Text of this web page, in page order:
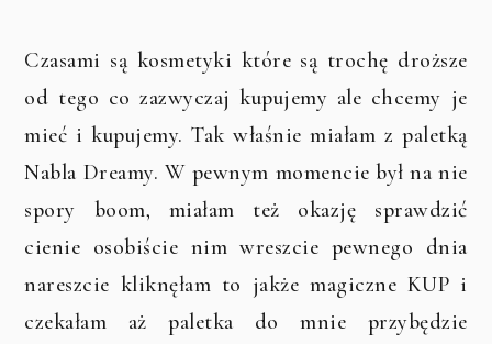
Czasami są kosmetyki które są trochę droższe
od tego co zazwyczaj kupujemy ale chcemy je
mieć i kupujemy. Tak właśnie miałam z paletką
Nabla Dreamy. W pewnym momencie był na nie
spory boom, miałam też okazję sprawdzić
cienie osobiście nim wreszcie pewnego dnia
nareszcie kliknęłam to jakże magiczne KUP i
czekałam aż paletka do mnie przybędzie